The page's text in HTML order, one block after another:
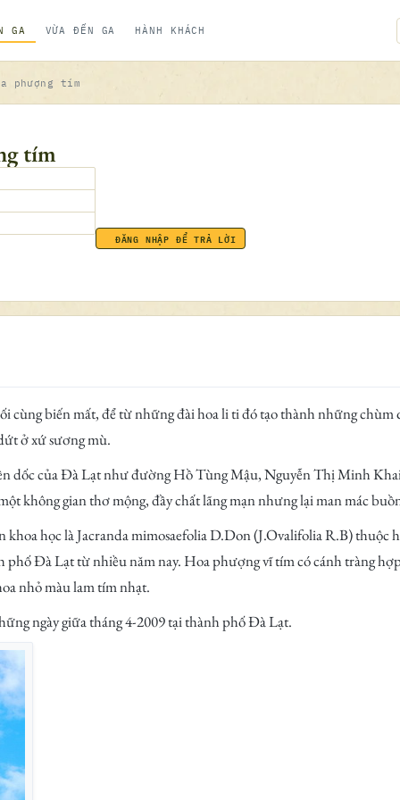
GA VỪA ĐẾN GA HÀNH KHÁCH
phượng tím
tím
ĐĂNG NHẬP ĐỂ TRẢ LỜI
cùng biến mất, để từ những đài hoa li ti đó tạo thành những
ở xứ sương mù.
dốc của Đà Lạt như đường Hồ Tùng Mậu, Nguyễn Thị Minh
không gian thơ mộng, đầy chất lãng mạn nhưng lại man mác
học là Jacranda mimosaefolia D.Don (J.Ovalifolia R.B) thuộc
Đà Lạt từ nhiều năm nay. Hoa phượng vĩ tím có cánh tràng
nhỏ màu lam tím nhạt.
ngày giữa tháng 4-2009 tại thành phố Đà Lạt.